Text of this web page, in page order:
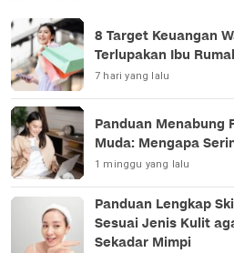
8 Target Keuangan
Terlupakan Ibu
7 hari yang lalu
Panduan Menabung
Muda: Mengapa
1 minggu yang lalu
Panduan Lengkap
Sesuai Jenis Kulit
Sekadar Mimpi